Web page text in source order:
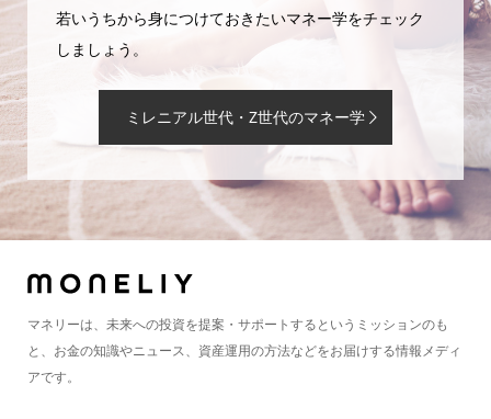
若いうちから身につけておきたいマネー学をチェック
しましょう。
ミレニアル世代・Z世代のマネー学
マネリーは、未来への投資を提案・サポートするというミッションのも
と、お金の知識やニュース、資産運用の方法などをお届けする情報メディ
アです。